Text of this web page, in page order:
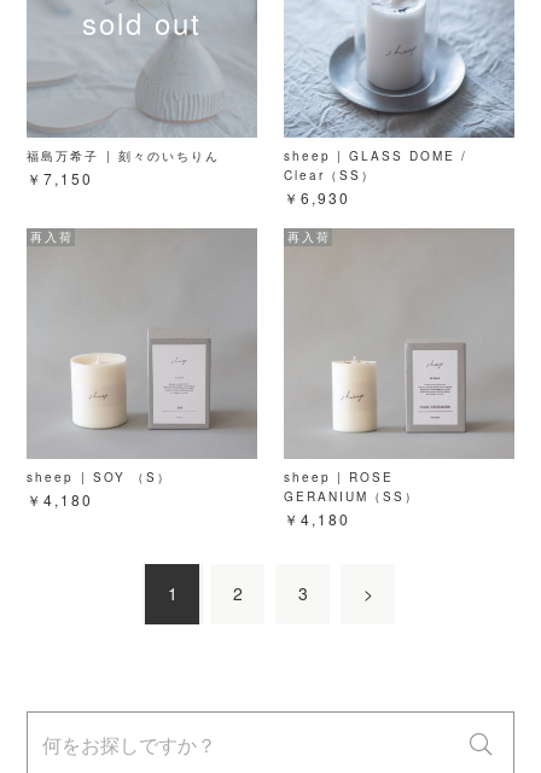
福島万希子 | 刻々のいちりん
￥7,150
sheep | GLASS DOME /
Clear（SS）
￥6,930
sheep | SOY （S）
￥4,180
sheep | ROSE
GERANIUM（SS）
￥4,180
1 2 3 >